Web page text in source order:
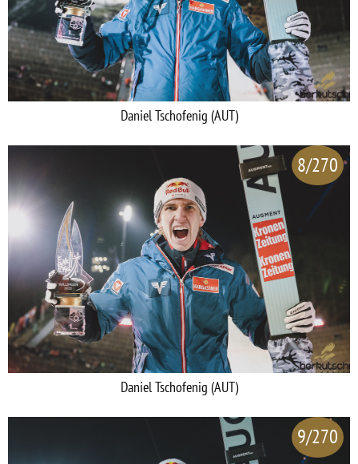
Daniel Tschofenig (AUT)
8/270
Daniel Tschofenig (AUT)
9/270